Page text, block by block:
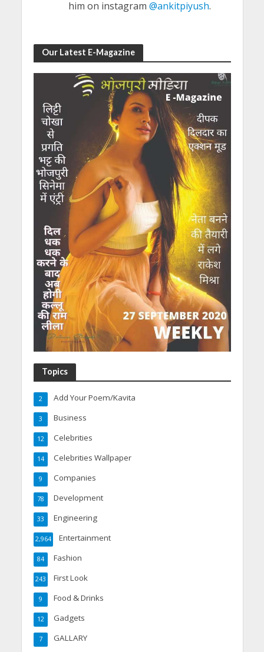
him on instagram @ankitpiyush.
Our Latest E-Magazine
Topics
Add Your Poem/Kavita
2
Business
3
Celebrities
12
Celebrities Wallpaper
14
Companies
9
Development
78
Engineering
33
Entertainment
2,964
Fashion
84
First Look
243
Food & Drinks
9
Gadgets
12
GALLARY
7